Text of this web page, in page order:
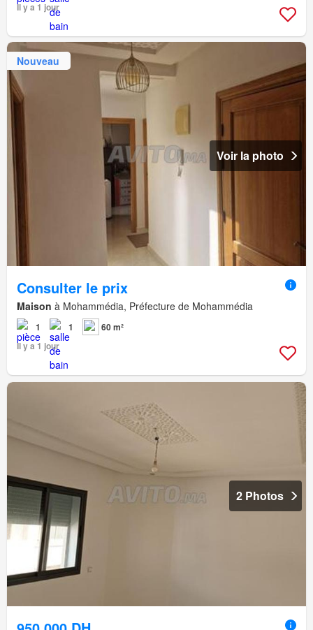
Il y a 1 jour
Nouveau
Voir la photo
Consulter le prix
Maison à Mohammédia, Préfecture de Mohammédia
1 1
60 m²
Il y a 1 jour
2 Photos